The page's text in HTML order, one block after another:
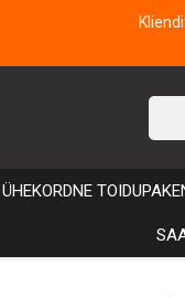
ÜHEKORDNE